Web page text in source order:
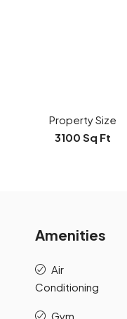
Property Size
3100 Sq Ft
Amenities
Air
Conditioning
Gym